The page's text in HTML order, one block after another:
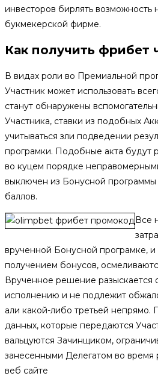
инвесторов бирлять возможность
букмекерской фирме.
Как получить фрибет
В видах роли во Премиальной
Участник может использовать
станут обнаружены
Участника, ставки из подобных
учитываться зли подведении
програмки. Подобные акта будут
во куцем порядке
выключен из Бонусной
баллов.
Все
врученной Бонусной програмке, и
получением бонусов,
Врученное решение разыскается
исполнению и не подлежит
али какой-либо третьей непрямо.
данных, которые передаются
вальцуются Зачинщиком,
занесенными Делегатом во время
веб сайте